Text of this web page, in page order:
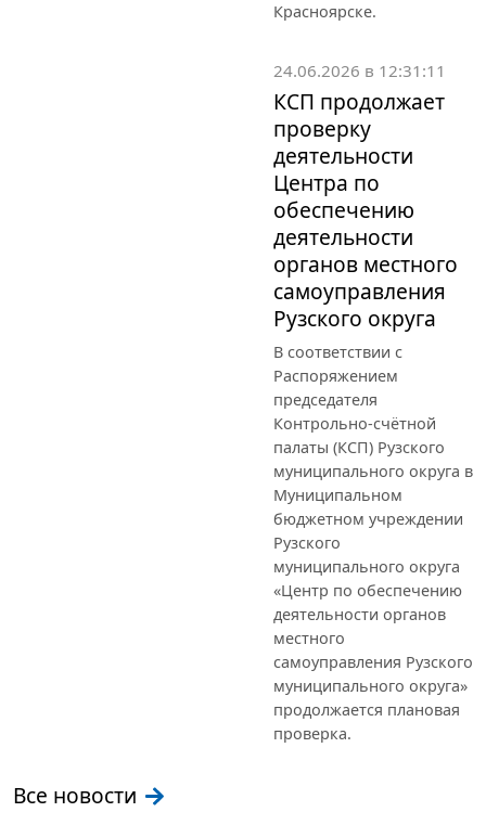
Красноярске.
24.06.2026 в 12:31:11
КСП продолжает
проверку
деятельности
Центра по
обеспечению
деятельности
органов местного
самоуправления
Рузского округа
В соответствии с
Распоряжением
председателя
Контрольно-счётной
палаты (КСП) Рузского
муниципального округа в
Муниципальном
бюджетном учреждении
Рузского
муниципального округа
«Центр по обеспечению
деятельности органов
местного
самоуправления Рузского
муниципального округа»
продолжается плановая
проверка.
Все новости